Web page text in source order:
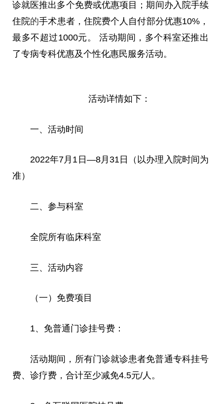
诊就医推出多个免费或优惠项目；期间办入院手续
住院的手术患者，住院费个人自付部分优惠10%，
最多不超过1000元。 活动期间，多个科室还推出
了专病专科优惠及个性化惠民服务活动。
活动详情如下：
一、活动时间
2022年7月1日—8月31日（以办理入院时间为
准）
二、参与科室
全院所有临床科室
三、活动内容
（一）免费项目
1、免普通门诊挂号费：
活动期间，所有门诊就诊患者免普通专科挂号
费、诊疗费，合计至少减免4.5元/人。